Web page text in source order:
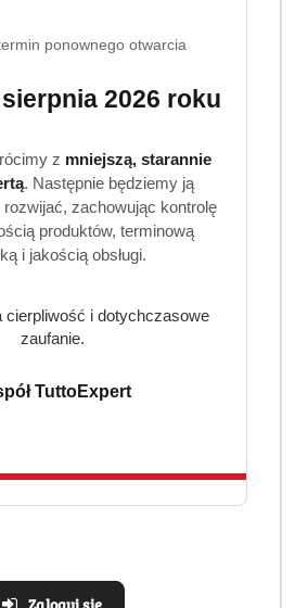
i zalej gorącą wodą. W kilka
luksus i najwyższą
powstała z myślą o
którzy cenią szybkość,
statusie:
ponownego otwarcia
2026 roku
z mniejszą, starannie
. Następnie będziemy ją
zachowując kontrolę
produktów, terminową
i jakością obsługi.
cierpliwość i dotychczasowe
zaufanie.
TuttoExpert
Zaloguj się